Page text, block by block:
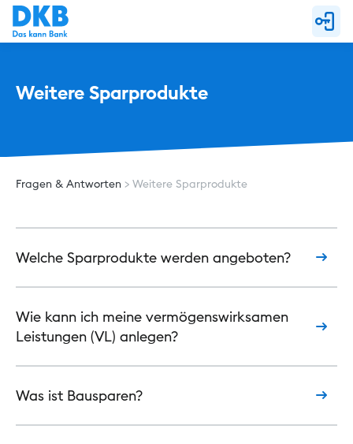
Weitere Sparprodukte
Fragen & Antworten Weitere Sparprodukte
Welche Sparprodukte werden angeboten?
Wie kann ich meine vermögenswirksamen
Leistungen (VL) anlegen?
Was ist Bausparen?